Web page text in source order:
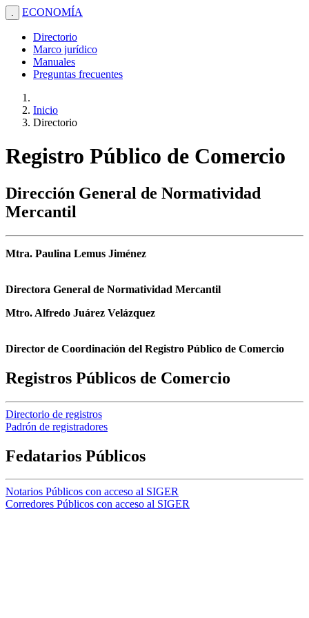
. ECONOMÍA
Directorio
Marco jurídico
Manuales
Preguntas frecuentes
Inicio
Directorio
Registro Público de Comercio
Dirección General de Normatividad
Mercantil
Mtra. Paulina Lemus Jiménez
Directora General de Normatividad Mercantil
Mtro. Alfredo Juárez Velázquez
Director de Coordinación del Registro Público de Comercio
Registros Públicos de Comercio
Directorio de registros
Padrón de registradores
Fedatarios Públicos
Notarios Públicos con acceso al SIGER
Corredores Públicos con acceso al SIGER